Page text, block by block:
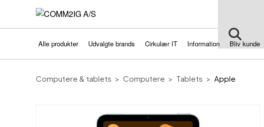
Alle produkter Udvalgte brands Cirkulær IT Information Bliv kunde
Computere & tablets Computere Tablets Apple